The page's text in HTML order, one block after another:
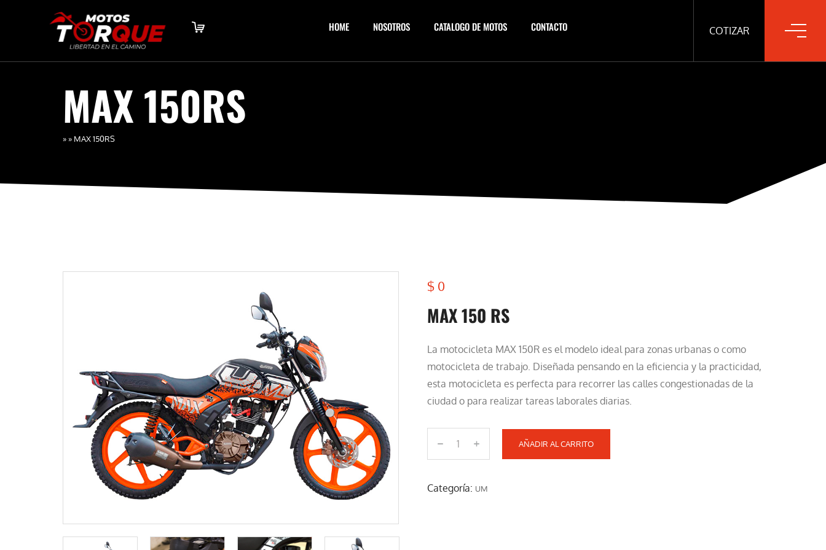
HOME NOSOTROS CATALOGO DE MOTOS CONTACTO COTIZAR
MAX 150RS
»» MAX 150RS
$0
MAX 150 RS
La motocicleta MAX 150R es el modelo ideal para zonas urbanas o como
motocicleta de trabajo. Diseñada pensando en la eficiencia y la practicidad,
esta motocicleta es perfecta para recorrer las calles congestionadas de la
ciudad o para realizar tareas laborales diarias.
M
X
AÑADIR AL CARRITO
Categoría: UM